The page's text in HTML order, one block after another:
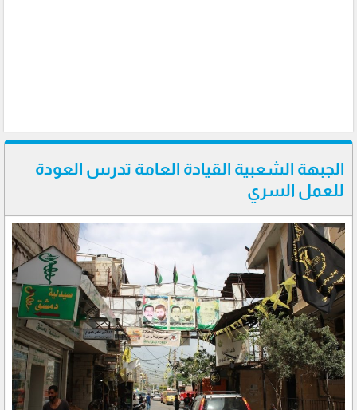
الجبهة الشعبية القيادة العامة تدرس العودة
للعمل السري